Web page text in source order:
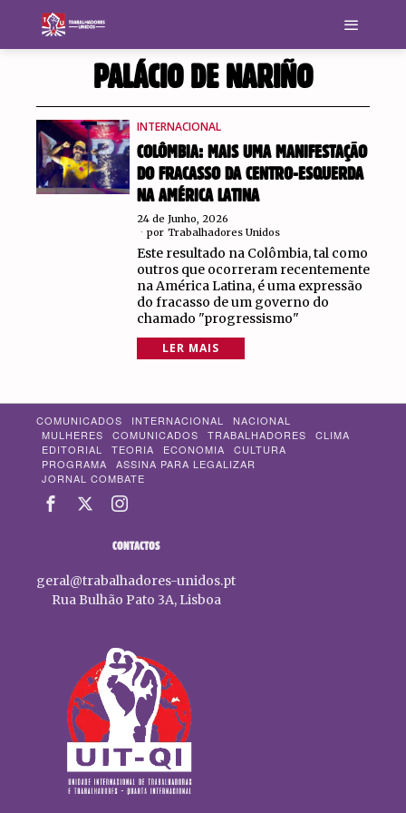
PALÁCIO DE NARIÑO
INTERNACIONAL
COLÔMBIA: MAIS UMA MANIFESTAÇÃO
DO FRACASSO DA CENTRO-ESQUERDA
NA AMÉRICA LATINA
24 de Junho, 2026
por Trabalhadores Unidos
Este resultado na Colômbia, tal como
outros que ocorreram recentemente
na América Latina, é uma expressão
do fracasso de um governo do
chamado "progressismo"
LER MAIS
COMUNICADOS INTERNACIONAL
NACIONAL
MULHERES
COMUNICADOS TRABALHADORES
CLIMA
EDITORIAL
TEORIA ECONOMIA
CULTURA
PROGRAMA
ASSINA PARA LEGALIZAR
JORNAL COMBATE
CONTACTOS
geral@trabalhadores-unidos.pt
Rua Bulhão Pato 3A, Lisboa